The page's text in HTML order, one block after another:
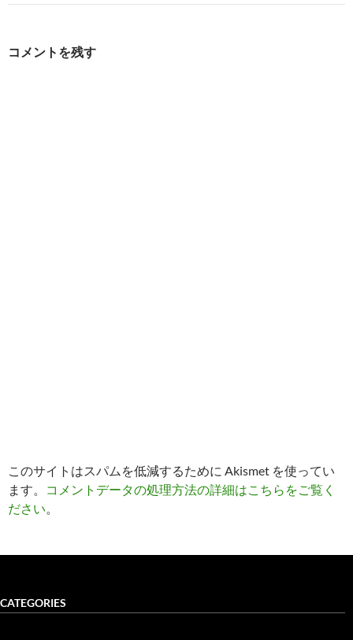
ゲ
コメントを残す
このサイトはスパムを低減するために Akismet を使ってい
ます。
コメントデータの処理方法の詳細はこちらをご覧く
ださい。
CATEGORIES